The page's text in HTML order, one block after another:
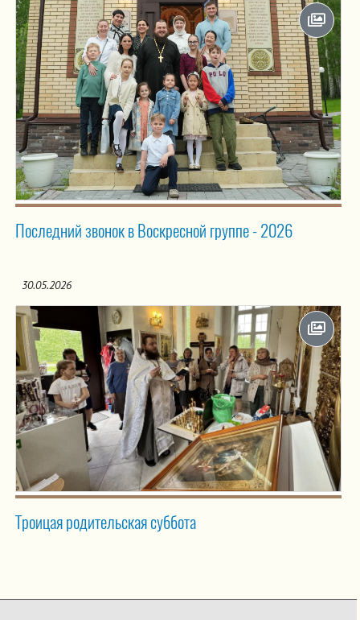
Последний звонок в Воскресной группе - 2026
30.05.2026
Троицая родительская суббота